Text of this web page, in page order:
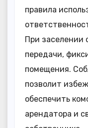
правила
При заселении
передачи,
помещения.
позволит
обеспечить
арендатора и